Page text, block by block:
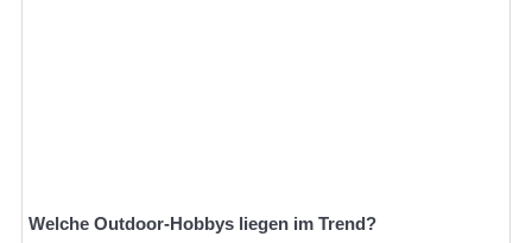
Welche Outdoor-Hobbys liegen im Trend?